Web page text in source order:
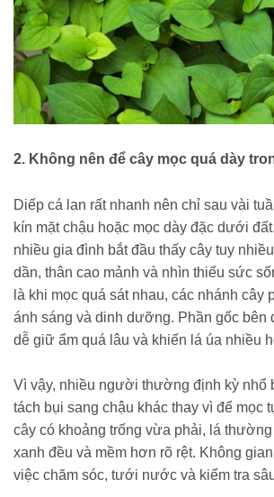
2. Không nên để cây mọc quá dày
Diếp cá lan rất nhanh nên chỉ sau vài
kín mặt chậu hoặc mọc dày đặc dưới
nhiều gia đình bắt đầu thấy cây tuy
dần, thân cao mảnh và nhìn thiếu sức
là khi mọc quá sát nhau, các nhánh cây
ánh sáng và dinh dưỡng. Phần gốc bên
dễ giữ ẩm quá lâu và khiến lá úa nhiều
Vì vậy, nhiều người thường định kỳ nhổ
tách bụi sang chậu khác thay vì để mọc
cây có khoảng trống vừa phải, lá
xanh đều và mềm hơn rõ rệt. Không
việc chăm sóc, tưới nước và kiểm tra